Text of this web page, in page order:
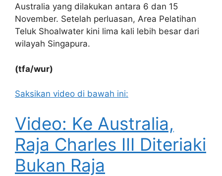
Australia yang dilakukan antara 6 dan 15
November. Setelah perluasan, Area Pelatihan
Teluk Shoalwater kini lima kali lebih besar dari
wilayah Singapura.
(tfa/wur)
Saksikan video di bawah ini:
Video: Ke Australia,
Raja Charles III Diteriaki
Bukan Raja